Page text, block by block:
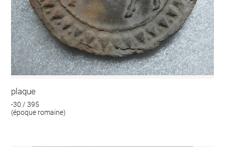
plaque
-30 / 395
(époque romaine)